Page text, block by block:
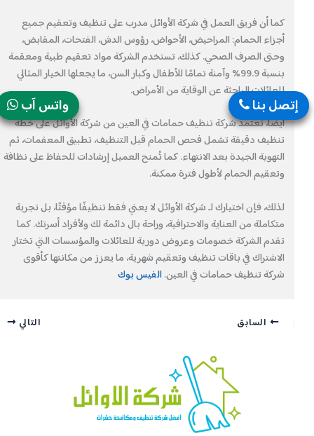
كما أن فريق العمل في شركة الأوائل مدرب على تنظيف وتعقيم جميع
أجزاء الحمام: المراحيض، الأحواض، رؤوس الدش، الفتحات، المقابض،
وحتى الصرف الصحي. كذلك، تستخدم الشركة مواد تعقيم طبية ومعقمة
بنسبة 99.9% وآمنة تمامًا للأطفال وكبار السن، ما يجعلها الخيار المثالي
للعائلات الباحثة عن الوقاية من الأمراض.
أيضًا، تعتمد شركة تنظيف حمامات في العين من شركة الأوائل على خطة
تنظيف دقيقة تشمل فحص الحمام قبل التنظيف، تطبيق المعقمات، ثم
التهوية الجيدة بعد الانتهاء. كما تُمنح العميل إرشادات للحفاظ على نظافة
وتعقيم الحمام لأطول فترة ممكنة.
لذلك، فإن اختيارك لـ شركة الأوائل لا يعني فقط تنظيفًا مؤقتًا، بل تجربة
متكاملة من العناية والاحترافية، وراحة بال دائمة لك ولأفراد أسرتك. كما
تقدم الشركة خصومات وعروض دورية للعائلات والمؤسسات التي تختار
الاشتراك في باقات تنظيف وتعقيم شهرية، ما يعزز من مكانتها كأقوى
شركة تنظيف حمامات في العين.الفيس بوك
السابق التالي
واتس آب إتصل بنا